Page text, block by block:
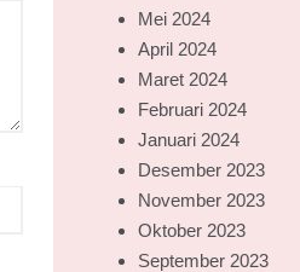
Mei 2024
April 2024
Maret 2024
Februari 2024
Januari 2024
Desember 2023
November 2023
Oktober 2023
September 2023